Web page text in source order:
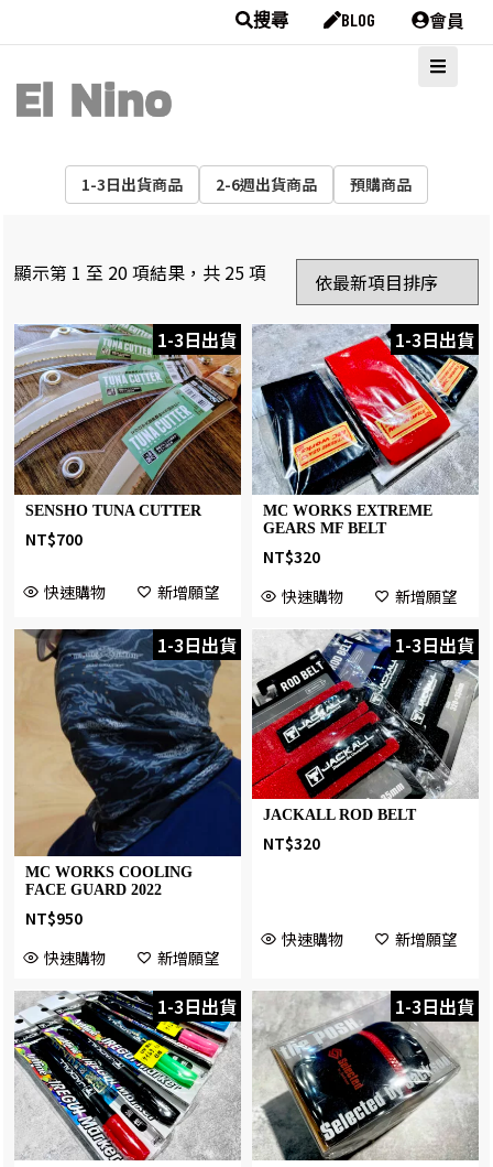
搜尋 BLOG 會員
1-3日出貨商品 2-6週出貨商品 預購商品
顯示第 1 至 20 項結果，共 25 項
1-3日出貨
SENSHO TUNA CUTTER
NT$700
快速購物 新增願望
1-3日出貨
MC WORKS EXTREME
GEARS MF BELT
NT$320
快速購物
新增願望
1-3日出貨
MC WORKS COOLING
FACE GUARD 2022
NT$950
快速購物
新增願望
1-3日出貨
JACKALL ROD BELT
NT$320
快速購物 新增願望
1-3日出貨 1-3日出貨